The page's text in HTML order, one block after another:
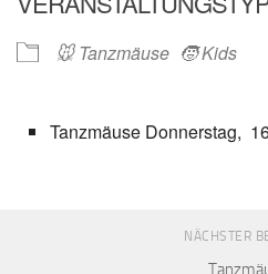
🐭 Tanzmäuse 🧒 Kids
Tanzmäuse Donnerstag,
NÄCHSTER